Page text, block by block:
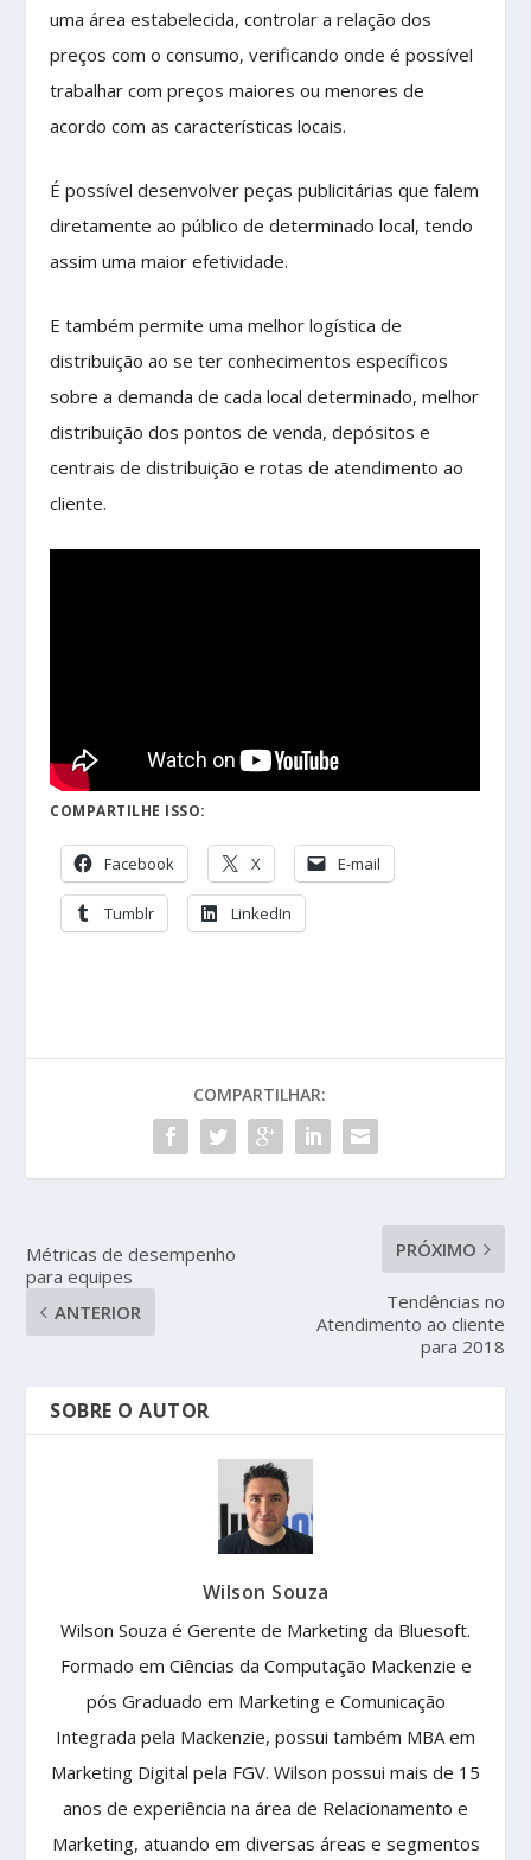
uma área estabelecida, controlar a relação dos
preços com o consumo, verificando onde é possível
trabalhar com preços maiores ou menores de
acordo com as características locais.
É possível desenvolver peças publicitárias que falem
diretamente ao público de determinado local, tendo
assim uma maior efetividade.
E também permite uma melhor logística de
distribuição ao se ter conhecimentos específicos
sobre a demanda de cada local determinado, melhor
distribuição dos pontos de venda, depósitos e
centrais de distribuição e rotas de atendimento ao
cliente.
COMPARTILHE ISSO:
Facebook X E-mail
Tumblr LinkedIn
COMPARTILHAR:
Métricas de desempenho
para equipes
ANTERIOR
PRÓXIMO
Tendências no
Atendimento ao cliente
para 2018
SOBRE O AUTOR
Wilson Souza
Wilson Souza é Gerente de Marketing da Bluesoft.
Formado em Ciências da Computação Mackenzie e
pós Graduado em Marketing e Comunicação
Integrada pela Mackenzie, possui também MBA em
Marketing Digital pela FGV. Wilson possui mais de 15
anos de experiência na área de Relacionamento e
Marketing, atuando em diversas áreas e segmentos